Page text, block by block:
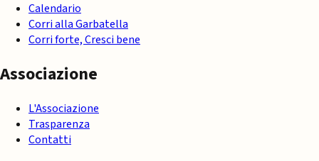
Calendario
Corri alla Garbatella
Corri forte, Cresci bene
Associazione
L'Associazione
Trasparenza
Contatti